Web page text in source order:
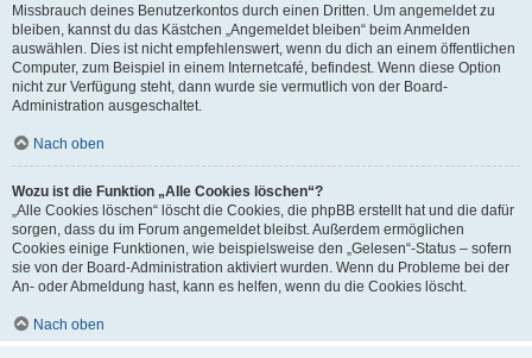
Missbrauch deines Benutzerkontos durch einen Dritten. Um angemeldet zu
bleiben, kannst du das Kästchen „Angemeldet bleiben“ beim Anmelden
auswählen. Dies ist nicht empfehlenswert, wenn du dich an einem öffentlichen
Computer, zum Beispiel in einem Internetcafé, befindest. Wenn diese Option
nicht zur Verfügung steht, dann wurde sie vermutlich von der Board-
Administration ausgeschaltet.
Nach oben
Wozu ist die Funktion „Alle Cookies löschen“?
„Alle Cookies löschen“ löscht die Cookies, die phpBB erstellt hat und die dafür
sorgen, dass du im Forum angemeldet bleibst. Außerdem ermöglichen
Cookies einige Funktionen, wie beispielsweise den „Gelesen“-Status – sofern
sie von der Board-Administration aktiviert wurden. Wenn du Probleme bei der
An- oder Abmeldung hast, kann es helfen, wenn du die Cookies löscht.
Nach oben